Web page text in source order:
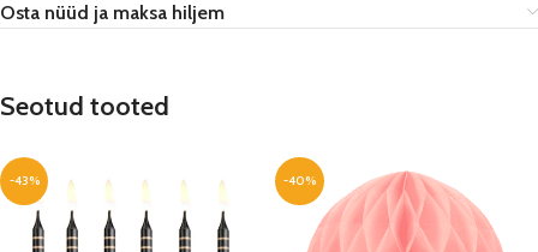
Osta nüüd ja maksa hiljem
Seotud tooted
-43% -40%